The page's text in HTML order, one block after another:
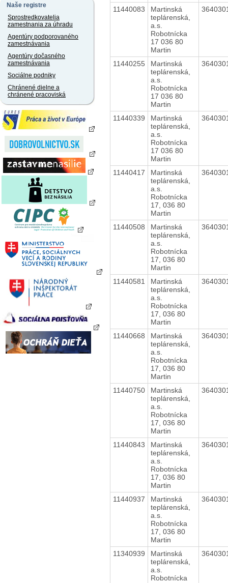
Naše registre
Sprostredkovatelia
zamestnania za úhradu
Agentúry podporovaného
zamestnávania
Agentúry dočasného
zamestnávania
Sociálne podniky
Chránené dielne a
chránené pracoviská
11440083
Martinská
teplárenská,
a.s.
Robotnícka
17 036 80
Martin
11440255
Martinská
teplárenská,
a.s.
Robotnícka
17 036 80
Martin
11440339
Martinská
teplárenská,
a.s.
Robotnícka
17 036 80
Martin
11440417
Martinská
teplárenská,
a.s.
Robotnícka
17, 036 80
Martin
11440508
Martinská
teplárenská,
a.s.
Robotnícka
17, 036 80
Martin
11440581
Martinská
teplárenská,
a.s.
Robotnícka
17, 036 80
Martin
11440668
Martinská
teplárenská,
a.s.
Robotnícka
17, 036 80
Martin
11440750
Martinská
teplárenská,
a.s.
Robotnícka
17, 036 80
Martin
11440843
Martinská
teplárenská,
a.s.
Robotnícka
17, 036 80
Martin
11440937
Martinská
teplárenská,
a.s.
Robotnícka
17, 036 80
Martin
11340939
Martinská
teplárenská,
a.s.
Robotnícka